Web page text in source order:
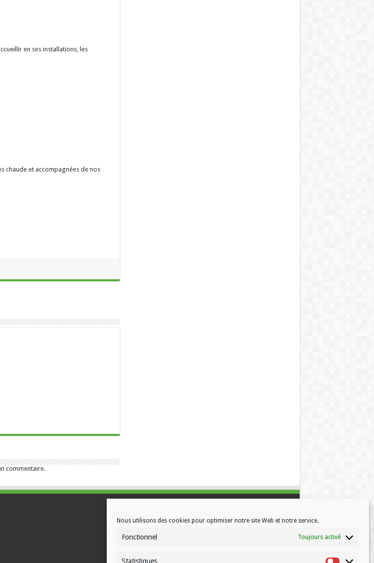
Nous utilisons des cookies pour optimiser notre site Web et notre service.
Fonctionnel Toujours activé
Statistiques
en ses installations, les
chaude et accompagnées de nos
commentaire.